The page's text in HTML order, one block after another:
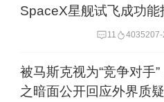
后，腾讯旗下的音
对喜马拉雅和腾讯
争激烈的当下，包
资源共享，成为这
SpaceX星舰试飞成功能
11 40352
被马斯克视为“竞争对手”
之暗面公开回应外界质疑